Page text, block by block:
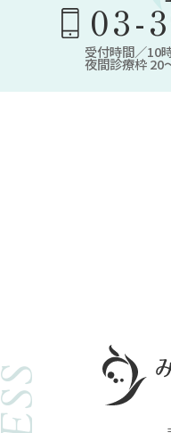
03-
受付時間／10
夜間診療枠 20